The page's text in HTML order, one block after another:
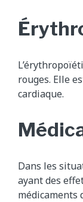
rouges. Elle
cardiaque.
Dans les
ayant des
médicaments